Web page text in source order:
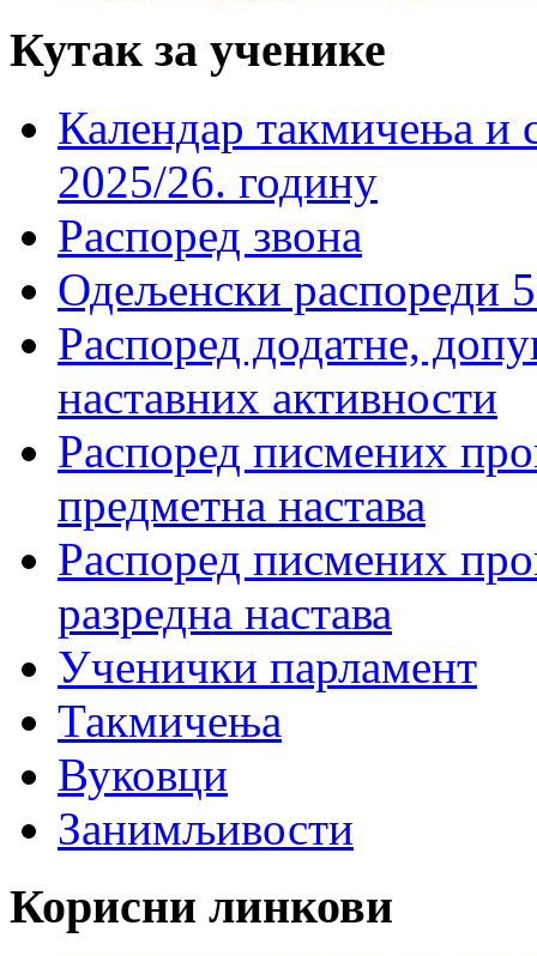
Кутак за ученике
Календар такмичења
2025/26. годину
Распоред звона
Одељенски распореди
Распоред додатне,
наставних активности
Распоред писмених
предметна настава
Распоред писмених
разредна настава
Ученички парламент
Такмичења
Вуковци
Занимљивости
Корисни линкови